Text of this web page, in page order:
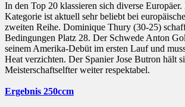
In den Top 20 klassieren sich diverse
Kategorie ist aktuell sehr beliebt bei
zweiten Reihe. Dominique Thury (30-25)
Bedingungen Platz 28. Der Schwede Anton
seinem Amerika-Debüt im ersten Lauf und
Heat verzichten. Der Spanier Jose Butron hält
Meisterschaftselfter weiter respektabel.
Ergebnis 250ccm